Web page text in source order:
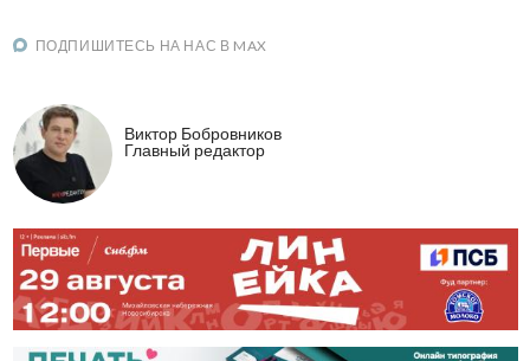
ПОДПИШИТЕСЬ НА НАС В MAX
Виктор Бобровников
Главный редактор